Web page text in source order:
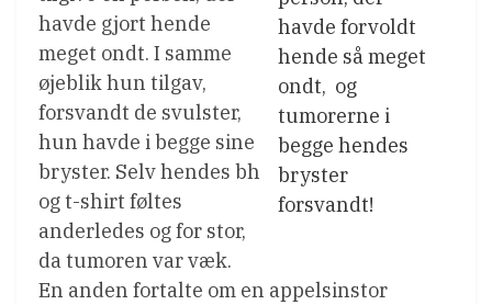
havde forvoldt
hende så meget
ondt,  og
tumorerne i
begge hendes
bryster
forsvandt!
havde gjort hende
meget ondt. I samme
øjeblik hun tilgav,
forsvandt de svulster,
hun havde i begge sine
bryster. Selv hendes bh
og t-shirt føltes
anderledes og for stor,
da tumoren var væk.
En anden fortalte om en appelsinstor